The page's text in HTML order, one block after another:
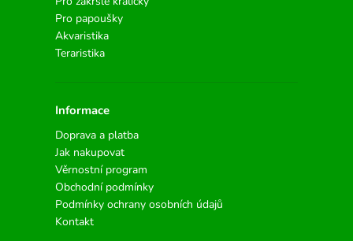
Pro papoušky
Akvaristika
Teraristika
Informace
Doprava a platba
Jak nakupovat
Věrnostní program
Obchodní podmínky
Podmínky ochrany osobních údajů
Kontakt